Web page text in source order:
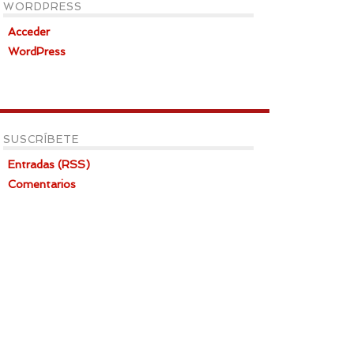
WORDPRESS
Acceder
WordPress
SUSCRÍBETE
Entradas (RSS)
Comentarios